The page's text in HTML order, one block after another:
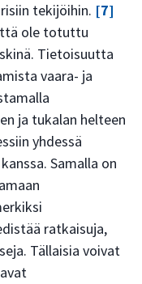
tekijöihin. [7]
ole totuttu
Tietoisuutta
vaara- ja
ja tukalan helteen
yhdessä
Samalla on
ratkaisuja,
Tällaisia voivat